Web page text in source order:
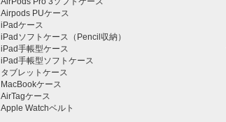
Airpods PUケース
iPadケース
iPadソフトケース（Pencil収納）
iPad手帳型ケース
iPad手帳型ソフトケース
タブレットケース️
MacBookケース
AirTagケース
Apple Watchベルト